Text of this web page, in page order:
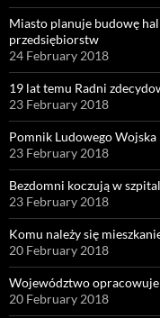
Miasto planuje budowę
przedsiębiorstw
24 February 2018
19 lat temu Radni
23 February 2018
Pomnik Ludowego
23 February 2018
Bezdomni koczują w
23 February 2018
Komu należy się
20 February 2018
Województwo
20 February 2018